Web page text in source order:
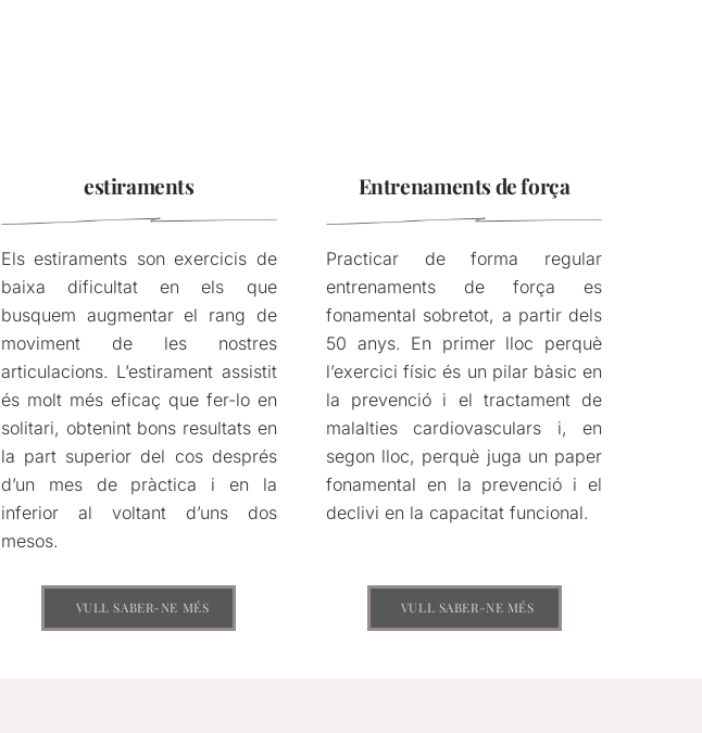
estiraments Entrenaments de força
Els estiraments son exercicis de
baixa dificultat en els que
busquem augmentar el rang de
moviment de les nostres
articulacions. L’estirament assistit
és molt més eficaç que fer-lo en
solitari, obtenint bons resultats en
la part superior del cos després
d’un mes de pràctica i en la
inferior al voltant d’uns dos
mesos.
Practicar de forma regular
entrenaments de força es
fonamental sobretot, a partir dels
50 anys. En primer lloc perquè
l’exercici físic és un pilar bàsic en
la prevenció i el tractament de
malalties cardiovasculars i, en
segon lloc, perquè juga un paper
fonamental en la prevenció i el
declivi en la capacitat funcional.
VULL SABER-NE MÉS VULL SABER-NE MÉS